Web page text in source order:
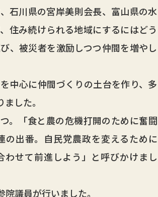
石川県の宮岸美則会長、富山県の水
住み続けられる地域にするにはどう
、被災者を激励しつつ仲間を増やし
中心に仲間づくりの土台を作り、多
した。
。「食と農の危機打開のために奮闘
の出番。自民党農政を変えるために
せて前進しよう」と呼びかけまし
議員が行いました。